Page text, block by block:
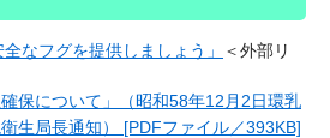
なフグを提供しましょう」
＜外部リ
確保について」（昭和58年12月2日環乳
生局長通知） [PDFファイル／393KB]